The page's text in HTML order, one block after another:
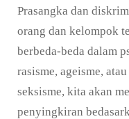
Prasangka dan
orang dan kelompok
berbeda-beda dalam
rasisme, ageisme,
seksisme, kita akan
penyingkiran